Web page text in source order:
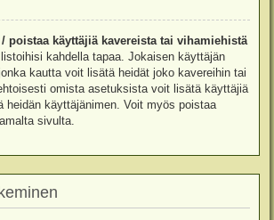
poistaa käyttäjiä kavereista tai vihamiehistä
kahdella tapaa. Jokaisen käyttäjän
kautta voit lisätä heidät joko kavereihin tai
omista asetuksista voit lisätä käyttäjiä
heidän käyttäjänimen. Voit myös poistaa
sivulta.